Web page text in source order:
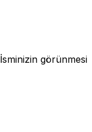
görünmesi